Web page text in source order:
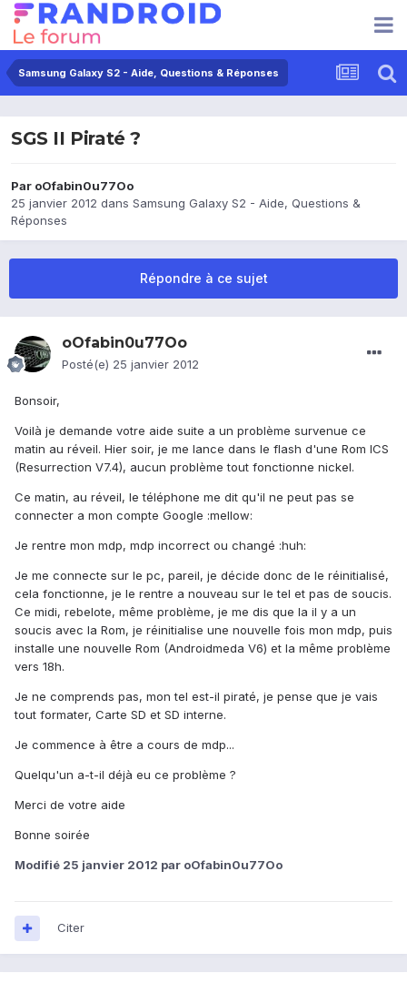
Samsung Galaxy S2 - Aide, Questions & Réponses
SGS II Piraté ?
Par oOfabin0u77Oo
25 janvier 2012 dans Samsung Galaxy S2 - Aide, Questions &
Réponses
Répondre à ce sujet
oOfabin0u77Oo
Posté(e) 25 janvier 2012
Bonsoir,
Voilà je demande votre aide suite a un problème survenue ce
matin au réveil. Hier soir, je me lance dans le flash d'une Rom ICS
(Resurrection V7.4), aucun problème tout fonctionne nickel.
Ce matin, au réveil, le téléphone me dit qu'il ne peut pas se
connecter a mon compte Google :mellow:
Je rentre mon mdp, mdp incorrect ou changé :huh:
Je me connecte sur le pc, pareil, je décide donc de le réinitialisé,
cela fonctionne, je le rentre a nouveau sur le tel et pas de soucis.
Ce midi, rebelote, même problème, je me dis que la il y a un
soucis avec la Rom, je réinitialise une nouvelle fois mon mdp, puis
installe une nouvelle Rom (Androidmeda V6) et la même problème
vers 18h.
Je ne comprends pas, mon tel est-il piraté, je pense que je vais
tout formater, Carte SD et SD interne.
Je commence à être a cours de mdp...
Quelqu'un a-t-il déjà eu ce problème ?
Merci de votre aide
Bonne soirée
Modifié 25 janvier 2012 par oOfabin0u77Oo
Citer